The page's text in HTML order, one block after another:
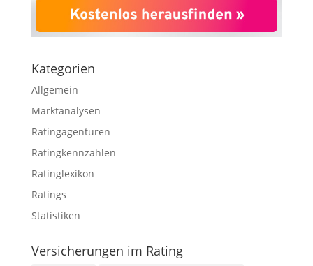
Kategorien
Allgemein
Marktanalysen
Ratingagenturen
Ratingkennzahlen
Ratinglexikon
Ratings
Statistiken
Versicherungen im Rating